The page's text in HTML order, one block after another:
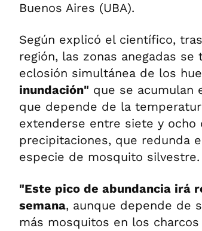
Buenos Aires (UBA).
Según explicó el científico,
región, las zonas anegadas
eclosión simultánea de los
inundación" que se acumulan
que depende de la
extenderse entre siete y ocho
precipitaciones, que redunda
especie de mosquito silvestre.
"Este pico de abundancia irá
semana, aunque depende de
más mosquitos en los